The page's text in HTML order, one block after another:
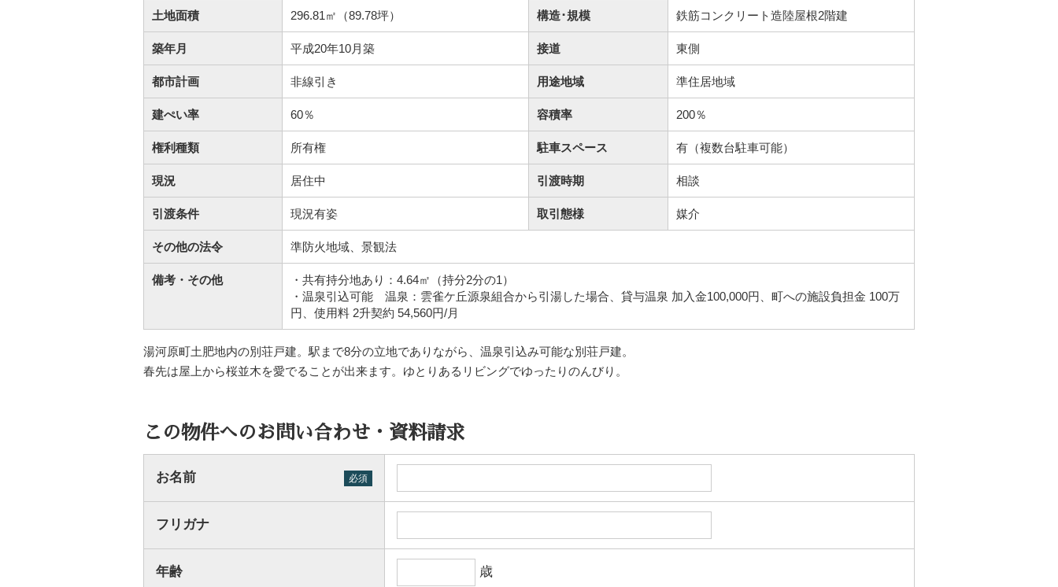
土地面積 296.81㎡（89.78坪） 構造･規模 鉄筋コンクリート造陸屋根2階建
築年月 平成20年10月築 接道 東側
都市計画 非線引き 用途地域 準住居地域
建ぺい率 60％ 容積率 200％
権利種類 所有権 駐車スペース 有（複数台駐車可能）
現況 居住中 引渡時期 相談
引渡条件 現況有姿 取引態様 媒介
その他の法令 準防火地域、景観法
備考・その他
・共有持分地あり：4.64㎡（持分2分の1）
・温泉引込可能 温泉：雲雀ケ丘源泉組合から引湯した場合、貸与温泉 加入金100,000円、町への施設負担金 100万
円、使用料 2升契約 54,560円/月
湯河原町土肥地内の別荘戸建。駅まで8分の立地でありながら、温泉引込み可能な別荘戸建。
春先は屋上から桜並木を愛でることが出来ます。ゆとりあるリビングでゆったりのんびり。
この物件へのお問い合わせ・資料請求
お名前 必須
フリガナ
年齢 歳